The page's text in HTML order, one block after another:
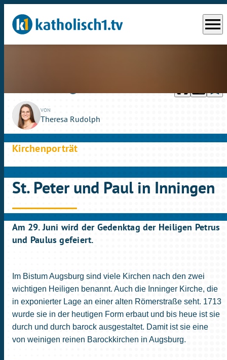
menu
VON
Theresa Rudolph
Kirchenporträt
St. Peter und Paul in Inningen
Am 29. Juni wird der Gedenktag der Heiligen Petrus
und Paulus gefeiert.
Im Bistum Augsburg sind viele Kirchen nach den zwei
wichtigen Heiligen benannt. Auch die Inninger Kirche, die
in exponierter Lage an einer alten Römerstraße seht. 1713
wurde sie in der heutigen Form erbaut und bis heue ist sie
durch und durch barock ausgestaltet. Damit ist sie eine
von weinigen reinen Barockkirchen in Augsburg.